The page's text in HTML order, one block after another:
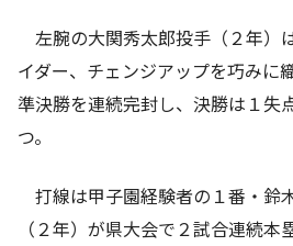
左腕の大関秀太郎投手（２年）
イダー、チェンジアップを巧みに
準決勝を連続完封し、決勝は１失
つ。
打線は甲子園経験者の１番・鈴
（２年）が県大会で２試合連続